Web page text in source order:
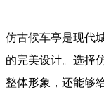
仿古候车亭是现代
的完美设计。选择
整体形象，还能够